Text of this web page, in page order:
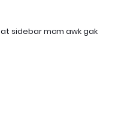
sidebar mcm awk gak